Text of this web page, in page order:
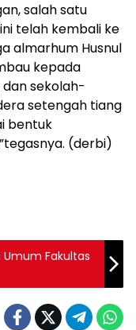
salah satu
telah kembali ke
almarhum Husnul
kepada
sekolah-
setengah tiang
bentuk
(derbi)
Umum Fakultas